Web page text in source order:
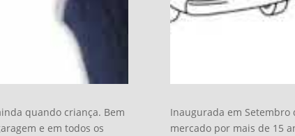
quando criança. Bem
e em todos os
Inaugurada em Setembro
mercado por mais de 15